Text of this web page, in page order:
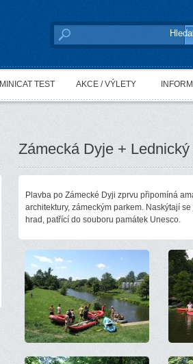
MINICAT TEST AKCE / VÝLETY
Zámecká Dyje + Lednický
Plavba po Zámecké Dyji zprvu připomíná
architektury, zámeckým parkem. Naskýtají
hrad, patřící do souboru památek Unesco.